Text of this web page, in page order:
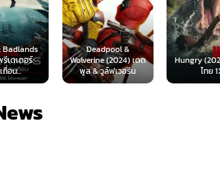
Deadpool &
Wolverine (2024) เดด
พูล & วูล์ฟเวอรีน
Hungry (2026) พากย์